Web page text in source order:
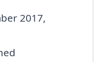
2017,